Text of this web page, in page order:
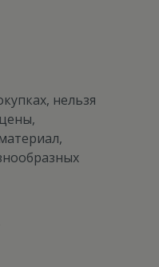
нельзя